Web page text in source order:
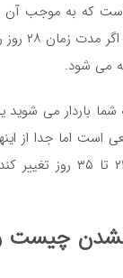
که به موجب آن
دوره ماهانه
می شود.
شما باردار می
اما جدا از
چیست